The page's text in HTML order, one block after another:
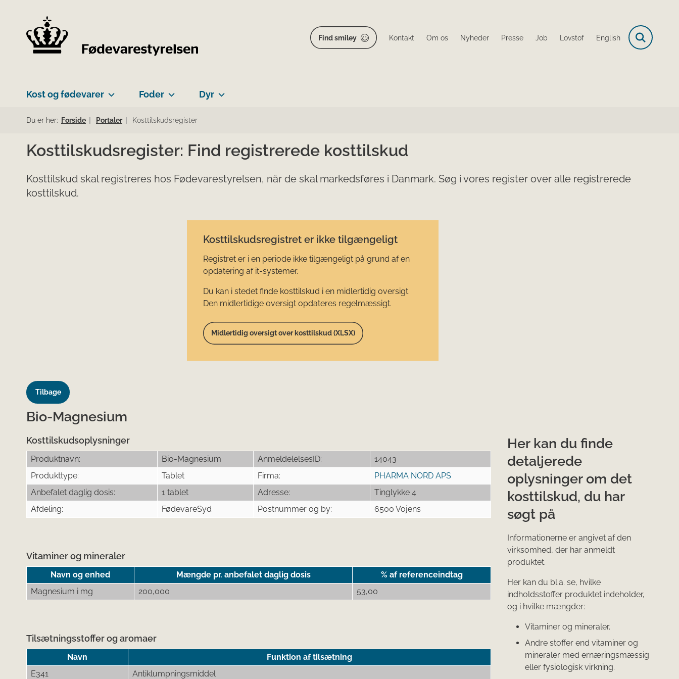
Find smiley Kontakt Om os Nyheder Presse Job Lovstof English
Kost og fødevarer Foder Dyr
Du er her: Forside Portaler Kosttilskudsregister
Kosttilskudsregister: Find registrerede kosttilskud
Kosttilskud skal registreres hos Fødevarestyrelsen, når de skal markedsføres i Danmark. Søg i vores register over alle registrerede
kosttilskud.
Kosttilskudsregistret er ikke tilgængeligt
Registret er i en periode ikke tilgængeligt på grund af en
opdatering af it-systemer.
Du kan i stedet finde kosttilskud i en midlertidig oversigt.
Den midlertidige oversigt opdateres regelmæssigt.
Midlertidig oversigt over kosttilskud (XLSX)
Tilbage
Bio-Magnesium
Kosttilskudsoplysninger
Produktnavn: Bio-Magnesium AnmeldelelsesID:
14043
Produkttype:
Tablet Firma:
PHARMA NORD APS
Anbefalet daglig dosis:
1 tablet Adresse:
Tinglykke 4
Afdeling:
FødevareSyd Postnummer og by: 6500 Vojens
Vitaminer og mineraler
Navn og enhed Mængde pr. anbefalet daglig dosis
% af referenceindtag
Magnesium i mg
200,000 53,00
Tilsætningsstoffer og aromaer
Navn
Funktion af tilsætning
E341
Antiklumpningsmiddel
Her kan du finde
detaljerede
oplysninger om det
kosttilskud, du har
søgt på
Informationerne er angivet af den
virksomhed, der har anmeldt
produktet.
Her kan du bl.a. se, hvilke
indholdsstoffer produktet indeholder,
og i hvilke mængder:
Vitaminer og mineraler.
Andre stoffer end vitaminer og
mineraler med ernæringsmæssig
eller fysiologisk virkning.